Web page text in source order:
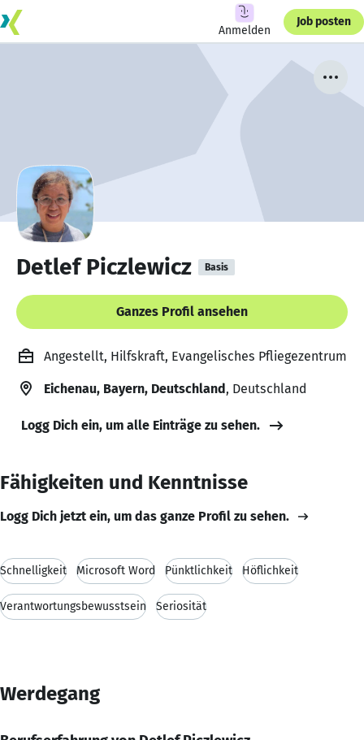
Anmelden
Job posten
Detlef Piczlewicz Basis
Ganzes Profil ansehen
Angestellt, Hilfskraft, Evangelisches Pfliegezentrum
Eichenau, Bayern, Deutschland, Deutschland
Logg Dich ein, um alle Einträge zu sehen.
Fähigkeiten und Kenntnisse
Logg Dich jetzt ein, um das ganze Profil zu sehen.
Schnelligkeit Microsoft Word Pünktlichkeit Höflichkeit
Verantwortungsbewusstsein Seriosität
Werdegang